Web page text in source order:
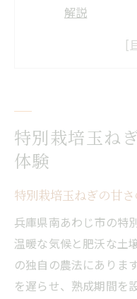
解説
玉ねぎの糖
ト
玉ねぎの美
南あわじ市こだ
玉ねぎの甘
ご紹介
南あわじ市
レンジ
特別栽培玉ね
体験
特別栽培玉ねぎの甘
兵庫県南あわじ市の特
温暖な気候と肥沃な土
の独自の農法にありま
を遅らせ、熟成期間を